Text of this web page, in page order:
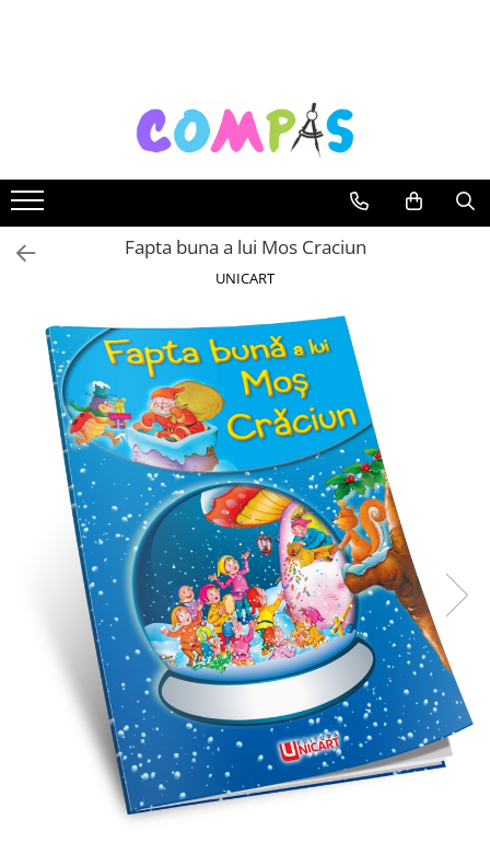
Noutăți Librăria Compas
Souvenir România
Rechizite școlare
Instrumente de scris
Stilouri școlare
Markere și textmarkere
Creioane grafice
Creioane mecanice
Creioane colorate
Creioane cerate
Carioci
Radiere
Ascutițori
Corectoare și lipici
Mine și rezerve
Cretă școlară și creativă
Accesorii școlare
Coperți caiete si cărți
Etichete școlare
Carnete pentru elevi
Lupe și articole educative
Foarfece școlare
Globuri pământești
Fapta buna a lui Mos Craciun
UNICART